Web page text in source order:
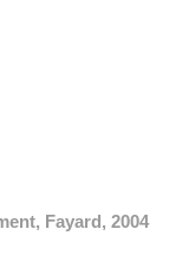
Fayard, 2004